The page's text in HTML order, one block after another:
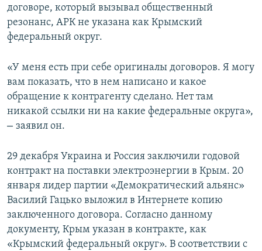
договоре, который вызывал общественный
резонанс, АРК не указана как Крымский
федеральный округ.
«У меня есть при себе оригиналы договоров. Я могу
вам показать, что в нем написано и какое
обращение к контрагенту сделано. Нет там
никакой ссылки ни на какие федеральные округа»,
– заявил он.
29 декабря Украина и Россия заключили годовой
контракт на поставки электроэнергии в Крым. 20
января лидер партии «Демократический альянс»
Василий Гацько выложил в Интернете копию
заключенного договора. Согласно данному
документу, Крым указан в контракте, как
«Крымский федеральный округ». В соответствии с